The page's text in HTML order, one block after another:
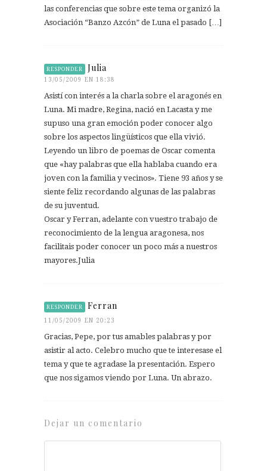
las conferencias que sobre este tema organizó la
Asociación “Banzo Azcón” de Luna el pasado […]
RESPONDER Julia
13/05/2009 EN 18:38
Asistí con interés a la charla sobre el aragonés en
Luna. Mi madre, Regina, nació en Lacasta y me
supuso una gran emoción poder conocer algo
sobre los aspectos lingüísticos que ella vivió.
Leyendo un libro de poemas de Oscar comenta
que «hay palabras que ella hablaba cuando era
joven con la familia y vecinos». Tiene 93 años y se
siente feliz recordando algunas de las palabras
de su juventud.
Oscar y Ferran, adelante con vuestro trabajo de
reconocimiento de la lengua aragonesa, nos
facilitais poder conocer un poco más a nuestros
mayores.Julia
RESPONDER Ferran
11/05/2009 EN 20:23
Gracias, Pepe, por tus amables palabras y por
asistir al acto. Celebro mucho que te interesase el
tema y que te agradase la presentación. Espero
que nos sigamos viendo por Luna. Un abrazo.
Dejar un comentario